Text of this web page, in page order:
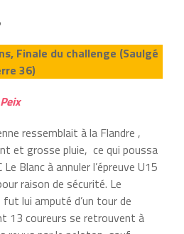
Finale du challenge (Saulgé
36)
ressemblait à la Flandre ,
et grosse pluie, ce qui poussa
Blanc à annuler l’épreuve U15
raison de sécurité. Le
fut lui amputé d’un tour de
13 coureurs se retrouvent à